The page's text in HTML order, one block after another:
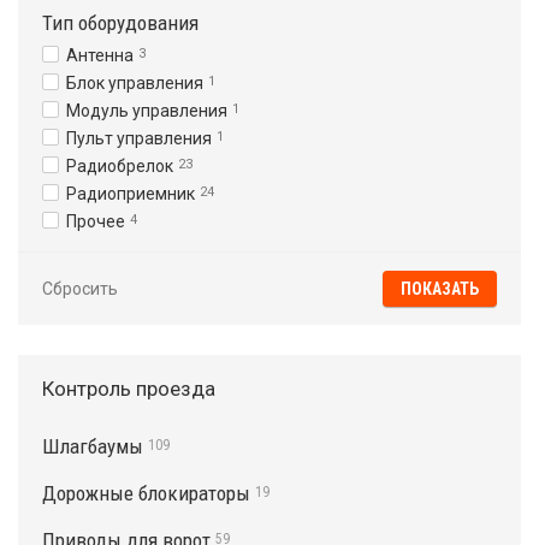
Тип оборудования
Антенна 3
Блок управления 1
Модуль управления 1
Пульт управления 1
Радиобрелок 23
Радиоприемник 24
Прочее 4
Сбросить
Контроль проезда
Шлагбаумы 109
Дорожные блокираторы 19
59